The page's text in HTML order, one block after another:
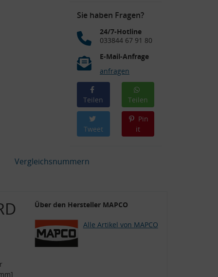
Sie haben Fragen?
24/7-Hotline
033844 67 91 80
E-Mail-Anfrage
anfragen
Teilen Teilen
Tweet
Pin
it
Vergleichsnummern
Über den Hersteller MAPCO
Alle Artikel von MAPCO